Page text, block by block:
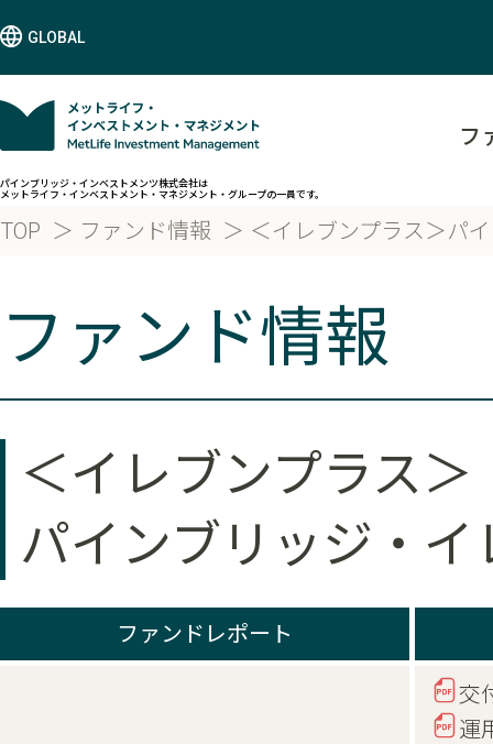
GLOBAL
パインブリッジ・インベストメンツ株式会社は
メットライフ・インベストメント・マネジメント・グループの一員です。
フ
TOP ファンド情報 ＜イレブンプラス＞パ
ファンド情報
＜イレブンプラス＞
パインブリッジ・
ファンドレポート
交
運